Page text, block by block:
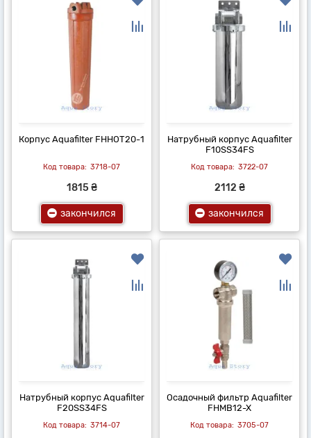
Корпус Aquafilter FHHOT20-1
3718-07
1815 ₴
закончился
Натрубный корпус Aquafilter
F10SS34FS
3722-07
2112 ₴
закончился
Натрубный корпус Aquafilter
F20SS34FS
3714-07
Осадочный фильтр Aquafilter
FHMB12-X
3705-07